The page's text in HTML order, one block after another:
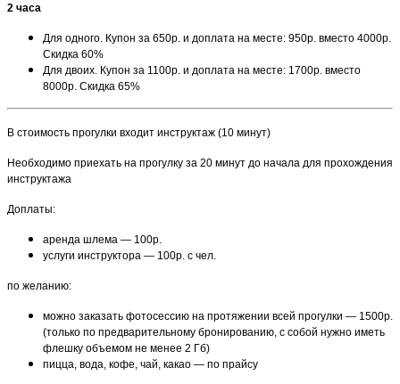
2 часа
Для одного. Купон за 650р. и доплата на месте: 950р. вместо 4000р.
Скидка 60%
Для двоих. Купон за 1100р. и доплата на месте: 1700р. вместо
8000р. Скидка 65%
В стоимость прогулки входит инструктаж (10 минут)
Необходимо приехать на прогулку за 20 минут до начала для прохождения
инструктажа
Доплаты:
аренда шлема — 100р.
услуги инструктора — 100р. с чел.
по желанию:
можно заказать фотосессию на протяжении всей прогулки — 1500р.
(только по предварительному бронированию, с собой нужно иметь
флешку объемом не менее 2 Гб)
пицца, вода, кофе, чай, какао — по прайсу